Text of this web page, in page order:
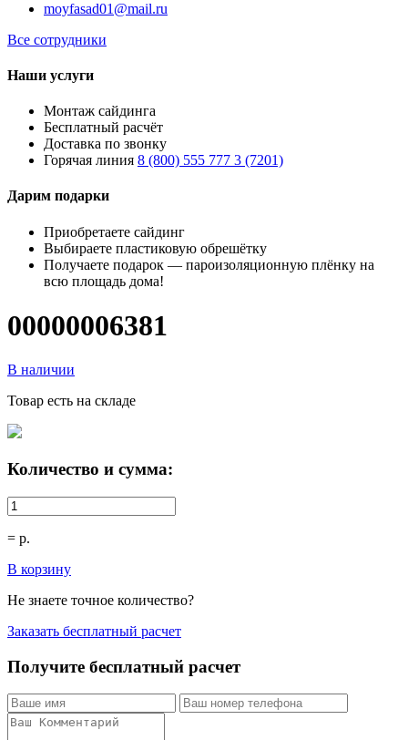
moyfasad01@mail.ru
Все сотрудники
Наши услуги
Монтаж сайдинга
Бесплатный расчёт
Доставка по звонку
Горячая линия 8 (800) 555 777 3 (7201)
Дарим подарки
Приобретаете сайдинг
Выбираете пластиковую обрешётку
Получаете подарок — пароизоляционную плёнку на
всю площадь дома!
00000006381
В наличии
Товар есть на складе
Количество и сумма:
= р.
В корзину
Не знаете точное количество?
Заказать бесплатный расчет
Получите бесплатный расчет